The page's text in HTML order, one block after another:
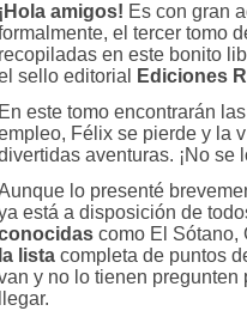
¡Hola amigos! Es con gran
el tercer tomo
recopiladas en este bonito
sello editorial
Ediciones
En este tomo encontrarán
Félix se pierde y la
aventuras. ¡No se
lo presenté
está a disposición de
como El
la lista completa de puntos
y no lo tienen pregunten
llegar.